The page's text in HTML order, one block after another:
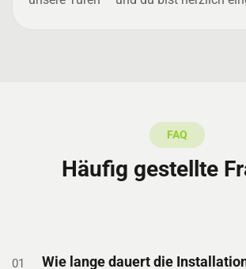
FAQ
Häufig gestellte
01
Wie lange dauert die